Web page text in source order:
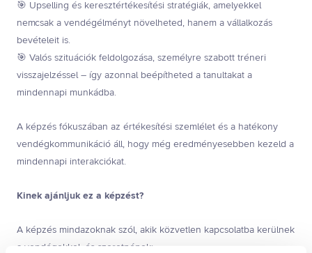
🎯 Upselling és keresztértékesítési stratégiák, amelyekkel
nemcsak a vendégélményt növelheted, hanem a vállalkozás
bevételeit is.
🎯 Valós szituációk feldolgozása, személyre szabott tréneri
visszajelzéssel – így azonnal beépítheted a tanultakat a
mindennapi munkádba.
A képzés fókuszában az értékesítési szemlélet és a hatékony
vendégkommunikáció áll, hogy még eredményesebben kezeld a
mindennapi interakciókat.
Kinek ajánljuk ez a képzést?
A képzés mindazoknak szól, akik közvetlen kapcsolatba kerülnek
a vendégekkel, és szeretnének: